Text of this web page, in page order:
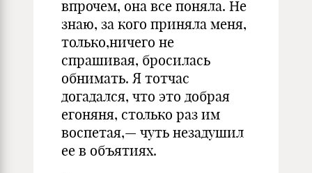
впрочем, она все поняла. Не
знаю, за кого приняла меня,
только,ничего не
спрашивая, бросилась
обнимать. Я тотчас
догадался, что это добрая
егоняня, столько раз им
воспетая,— чуть незадушил
ее в объятиях.